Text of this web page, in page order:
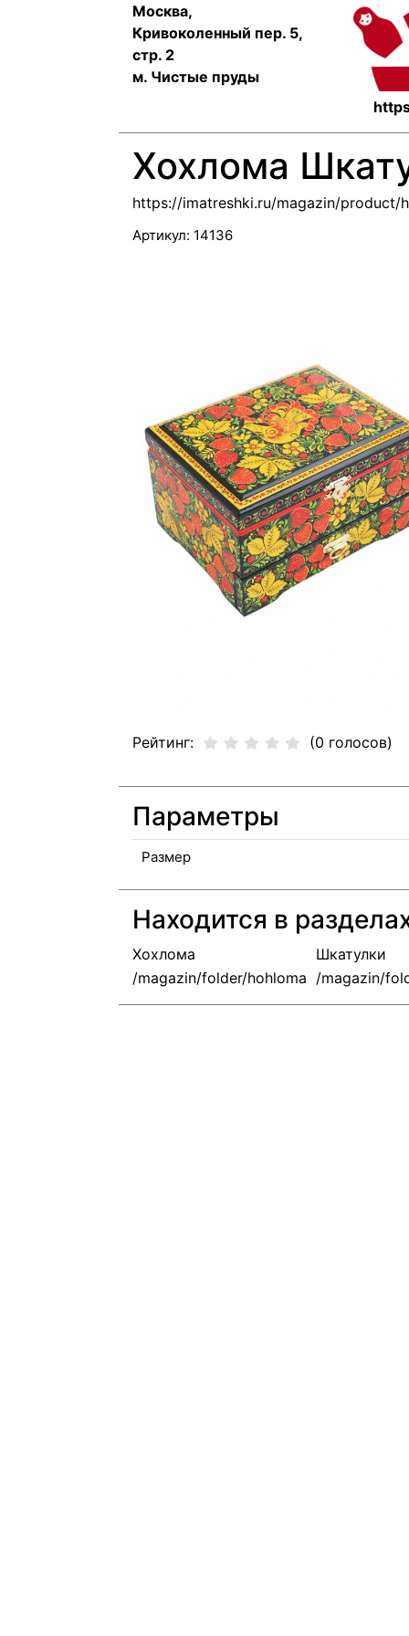
Москва,
Кривоколенный пер. 5,
стр. 2
м. Чистые пруды
Хохлома
https://imatreshki.ru/magazin/product/
Артикул: 14136
Рейтинг: (0 голосов)
Параметры
Размер
Находится в
Хохлома Шкатулки